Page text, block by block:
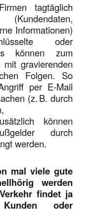
tagtäglich
Informationen)
oder
können zum
gravierenden
Folgen. So
per E-Mail
(z. B. durch
können
durch
werden.
mal viele gute
werden
findet ja
oder